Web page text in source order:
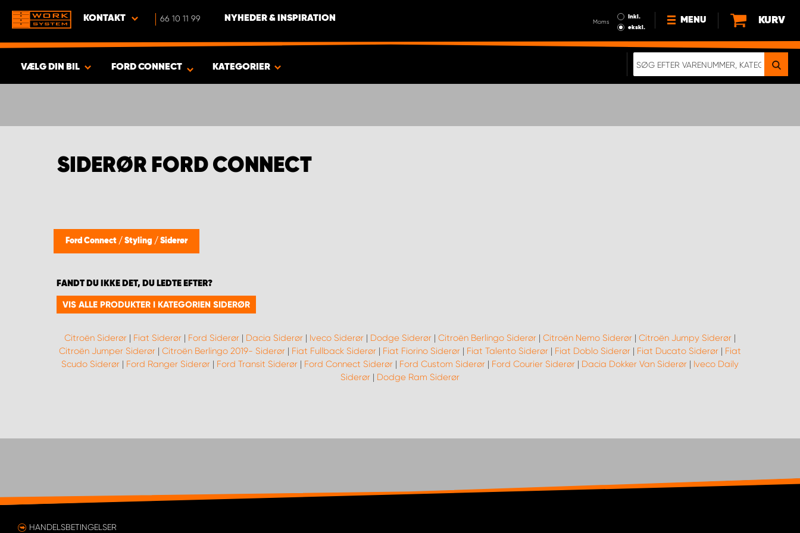
KONTAKT 66 10 11 99 NYHEDER & INSPIRATION Moms
Inkl.
ekskl.
MENU
HVORFOR VÆLGE WORK
KURV
VÆLG DIN BIL FORD CONNECT KATEGORIER
SIDERØR FORD CONNECT
Ford Connect / Styling / Siderør
FANDT DU IKKE DET, DU LEDTE EFTER?
VIS ALLE PRODUKTER I KATEGORIEN SIDERØR
Citroën Siderør | Fiat Siderør | Ford Siderør | Dacia Siderør | Iveco Siderør | Dodge Siderør | Citroën Berlingo Siderør | Citroën Nemo Siderør | Citroën Jumpy Siderør |
Citroën Jumper Siderør | Citroën Berlingo 2019- Siderør | Fiat Fullback Siderør | Fiat Fiorino Siderør | Fiat Talento Siderør | Fiat Doblo Siderør | Fiat Ducato Siderør | Fiat
Scudo Siderør | Ford Ranger Siderør | Ford Transit Siderør | Ford Connect Siderør | Ford Custom Siderør | Ford Courier Siderør | Dacia Dokker Van Siderør | Iveco Daily
Siderør | Dodge Ram Siderør
HANDELSBETINGELSER